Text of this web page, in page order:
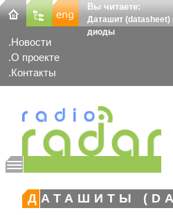
Вы читаете:
Даташит (datasheet)
диоды
Новости
О проекте
Контакты
ДАТАШИТЫ